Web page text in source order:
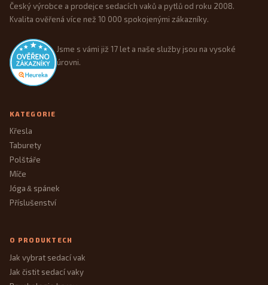
Český výrobce a prodejce sedacích vaků a pytlů od roku 2008.
Kvalita ověřená více než 10 000 spokojenými zákazníky.
Jsme s vámi již 17 let a naše služby jsou na vysoké
úrovni.
KATEGORIE
Křesla
Taburety
Polštáře
Míče
Jóga&spánek
Příslušenství
O PRODUKTECH
Jak vybrat sedací vak
Jak čistit sedací vaky